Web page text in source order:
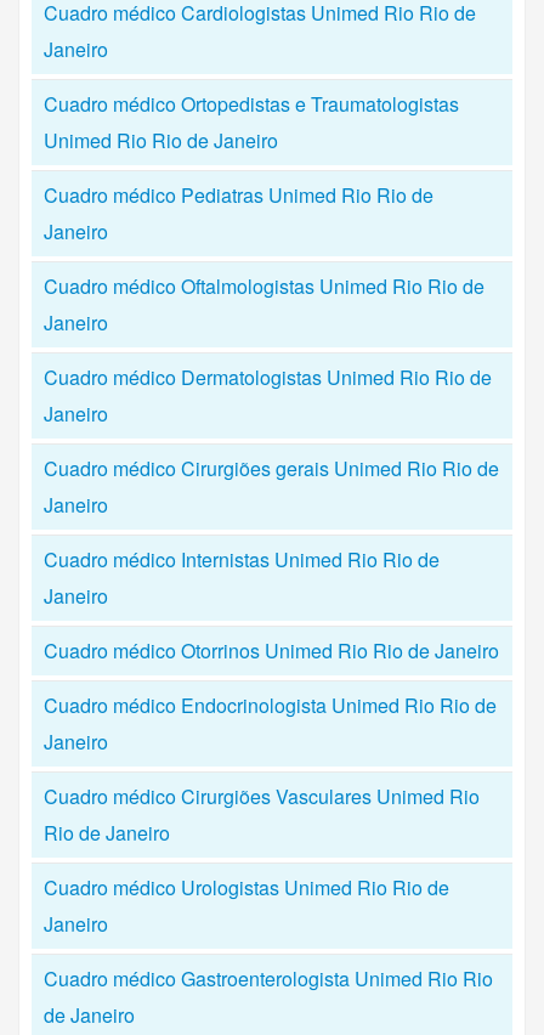
Cuadro médico Cardiologistas Unimed Rio Rio de
Janeiro
Cuadro médico Ortopedistas e Traumatologistas
Unimed Rio Rio de Janeiro
Cuadro médico Pediatras Unimed Rio Rio de
Janeiro
Cuadro médico Oftalmologistas Unimed Rio Rio de
Janeiro
Cuadro médico Dermatologistas Unimed Rio Rio de
Janeiro
Cuadro médico Cirurgiões gerais Unimed Rio Rio de
Janeiro
Cuadro médico Internistas Unimed Rio Rio de
Janeiro
Cuadro médico Otorrinos Unimed Rio Rio de Janeiro
Cuadro médico Endocrinologista Unimed Rio Rio de
Janeiro
Cuadro médico Cirurgiões Vasculares Unimed Rio
Rio de Janeiro
Cuadro médico Urologistas Unimed Rio Rio de
Janeiro
Cuadro médico Gastroenterologista Unimed Rio Rio
de Janeiro